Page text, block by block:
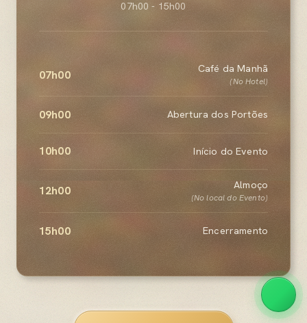
07h00 - 15h00
07h00 Café da Manhã
(No Hotel)
09h00 Abertura dos Portões
10h00 Início do Evento
12h00 Almoço
(No local do Evento)
15h00 Encerramento